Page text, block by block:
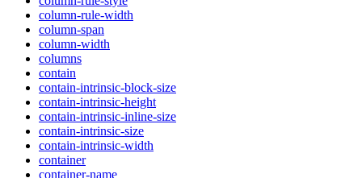
column-rule-width
column-span
column-width
columns
contain
contain-intrinsic-block-size
contain-intrinsic-height
contain-intrinsic-inline-size
contain-intrinsic-size
contain-intrinsic-width
container
container-name